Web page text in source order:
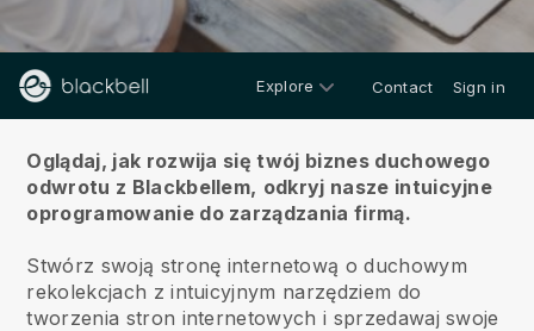
Explore Contact Sign in
Oglądaj, jak rozwija się twój biznes duchowego
odwrotu z Blackbellem, odkryj nasze intuicyjne
oprogramowanie do zarządzania firmą.
Stwórz swoją stronę internetową o duchowym
rekolekcjach z intuicyjnym narzędziem do
tworzenia stron internetowych i sprzedawaj swoje